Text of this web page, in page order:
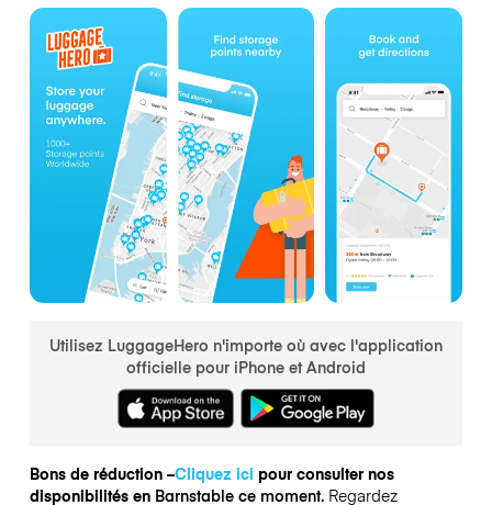
Utilisez LuggageHero n'importe où avec l'application
officielle pour iPhone et Android
Bons de réduction –Cliquez ici pour consulter nos
disponibilités en Barnstable ce moment. Regardez